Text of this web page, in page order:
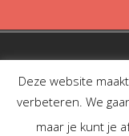
Deze website
verbeteren. We
maar je kunt je